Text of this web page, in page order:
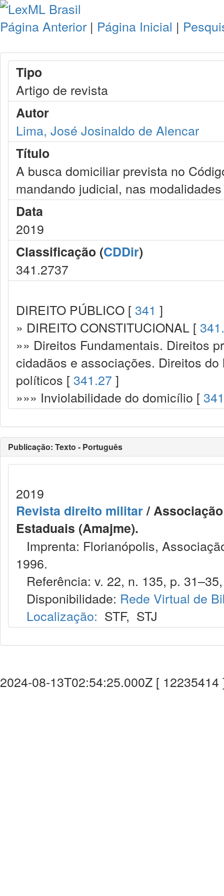
Página Anterior | Página Inicial |
Tipo
Artigo de revista
Autor
Lima, José Josinaldo de Alencar
Título
A busca domiciliar prevista no
mandando judicial, nas
Data
2019
Classificação (CDDir)
341.2737
DIREITO PÚBLICO [ 341 ]
» DIREITO CONSTITUCIONAL [
»» Direitos Fundamentais. Direitos
cidadãos e associações. Direitos
políticos [ 341.27 ]
»»» Inviolabilidade do domicílio [
Publicação: Texto - Português
2019
Revista direito militar/
Estaduais (Amajme).
Imprenta: Florianópolis,
1996.
Referência: v. 22, n. 135, p.
Disponibilidade: Rede Virtual de
Localização: STF, STJ
2024-08-13T02:54:25.000Z [ 12235414